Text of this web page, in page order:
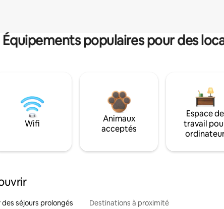
Équipements populaires pour des
Wifi
Animaux
acceptés
Espace de
travail
séjours prolongés Destinations à proximité